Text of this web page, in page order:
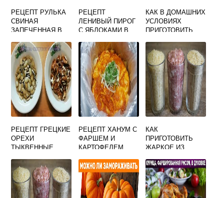
РЕЦЕПТ РУЛЬКА
СВИНАЯ
ЗАПЕЧЕННАЯ В
МЕДОМ
РЕЦЕПТ
ЛЕНИВЫЙ ПИРОГ
С ЯБЛОКАМИ В
КАК В ДОМАШНИХ
УСЛОВИЯХ
ПРИГОТОВИТЬ
РЕЦЕПТ ГРЕЦКИЕ
ОРЕХИ
ТЫКВЕННЫЕ
РЕЦЕПТ ХАНУМ С
ФАРШЕМ И
КАРТОФЕЛЕМ
КАК
ПРИГОТОВИТЬ
ЖАРКОЕ ИЗ